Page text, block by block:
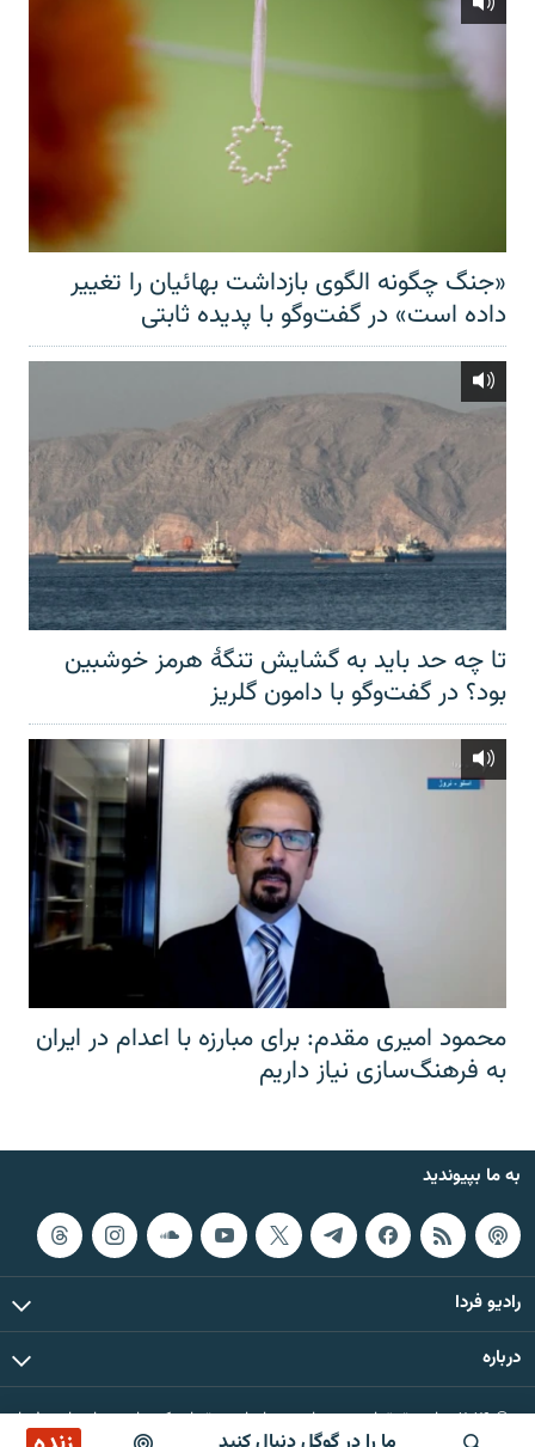
«جنگ چگونه الگوی بازداشت بهائیان را تغییر
داده است» در گفت‌وگو با پدیده ثابتی
تا چه حد باید به گشایش تنگهٔ هرمز خوشبین
بود؟ در گفت‌وگو با دامون گلریز
محمود امیری مقدم: برای مبارزه با اعدام در ایران
به فرهنگ‌سازی نیاز داریم
به ما بپیوندید
رادیو فردا
درباره
© ۲۰۲۶ تمام حقوق این وب‌سایت، بر اساس مقررات کپی‌رایت، برای رادیو فردا